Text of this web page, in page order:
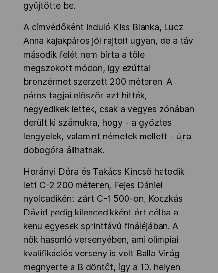
gyűjtötte be.
A címvédőként induló Kiss Blanka, Lucz
Anna kajakpáros jól rajtolt ugyan, de a táv
második felét nem bírta a tőle
megszokott módon, így ezúttal
bronzérmet szerzett 200 méteren. A
páros tagjai először azt hitték,
negyedikek lettek, csak a vegyes zónában
derült ki számukra, hogy - a győztes
lengyelek, valamint németek mellett - újra
dobogóra állhatnak.
Horányi Dóra és Takács Kincső hatodik
lett C-2 200 méteren, Fejes Dániel
nyolcadiként zárt C-1 500-on, Koczkás
Dávid pedig kilencedikként ért célba a
kenu egyesek sprinttávú fináléjában. A
nők hasonló versenyében, ami olimpiai
kvalifikációs verseny is volt Balla Virág
megnyerte a B döntőt, így a 10. helyen